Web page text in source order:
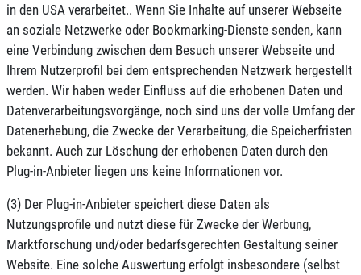
in den USA verarbeitet.. Wenn Sie Inhalte auf unserer Webseite
an soziale Netzwerke oder Bookmarking-Dienste senden, kann
eine Verbindung zwischen dem Besuch unserer Webseite und
Ihrem Nutzerprofil bei dem entsprechenden Netzwerk hergestellt
werden. Wir haben weder Einfluss auf die erhobenen Daten und
Datenverarbeitungsvorgänge, noch sind uns der volle Umfang der
Datenerhebung, die Zwecke der Verarbeitung, die Speicherfristen
bekannt. Auch zur Löschung der erhobenen Daten durch den
Plug-in-Anbieter liegen uns keine Informationen vor.
(3) Der Plug-in-Anbieter speichert diese Daten als
Nutzungsprofile und nutzt diese für Zwecke der Werbung,
Marktforschung und/oder bedarfsgerechten Gestaltung seiner
Website. Eine solche Auswertung erfolgt insbesondere (selbst